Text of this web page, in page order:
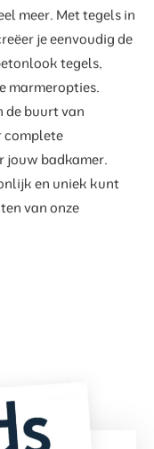
meer. Met tegels in
je eenvoudig de
tegels,
marmeropties.
de buurt van
complete
jouw badkamer.
en uniek kunt
van onze